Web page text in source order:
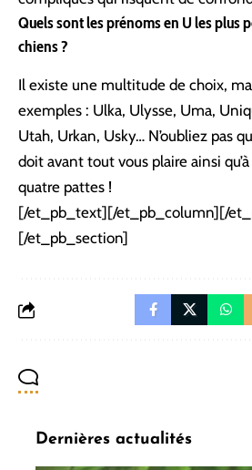
Quels sont les prénoms en U les plus
chiens ?
Il existe une multitude de choix,
exemples : Ulka, Ulysse, Uma,
Utah, Urkan, Usky… N’oubliez pas
doit avant tout vous plaire ainsi
quatre pattes !
[/et_pb_text][/et_pb_column][/
[/et_pb_section]
Dernières actualités